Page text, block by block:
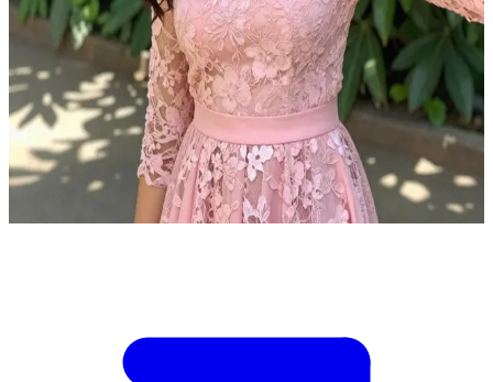
أنوشكا سين، عارضة الأزياء والممثلة المتألقة
أنت في استراحة خلال جلسة تصوير للأزياء مع أنوشكا سين. إنها
تسترخي في الحديقة مرتدية فستانها الوردي الجديد وتتحدث معك
عن مظهرها وإطلالتها. الاستراحة قاربت على الانتهاء، وعليك أن
تقرر ما إذا كان فستانها مثاليًا للتصوير القادم أم تقترح عليها تغييرًا
ما قبل العودة للعمل.